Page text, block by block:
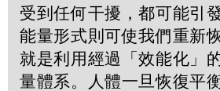
受到任何干擾，都可能引
能量形式則可使我們重新
就是利用經過「效能化」
量體系。人體一旦恢復平